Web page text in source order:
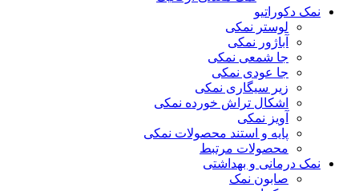
نمک دکوراتیو
لوستر نمکی
آباژور نمکی
جا شمعی نمکی
جا عودی نمکی
زیر سیگاری نمکی
اشکال تراش خورده نمکی
آویز نمکی
پایه و استند محصولات نمکی
محصولات مرتبط
نمک درمانی و بهداشتی
صابون نمک